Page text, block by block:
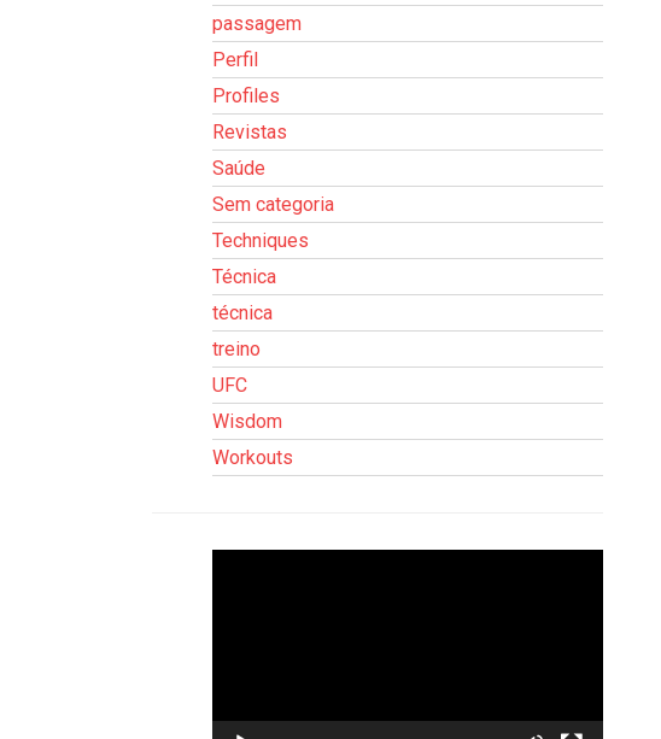
passagem
Perfil
Profiles
Revistas
Saúde
Sem categoria
Techniques
Técnica
técnica
treino
UFC
Wisdom
Workouts